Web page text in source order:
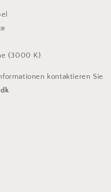
(3000 K)
kontaktieren Sie